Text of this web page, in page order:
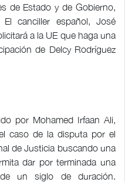
de Estado y de Gobierno,
canciller español, José
a la UE que haga una
de Delcy Rodríguez
por Mohamed Irfaan Ali,
caso de la disputa por el
de Justicia buscando una
dar por terminada una
un siglo de duración.